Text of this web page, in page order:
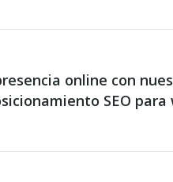
online con
SEO